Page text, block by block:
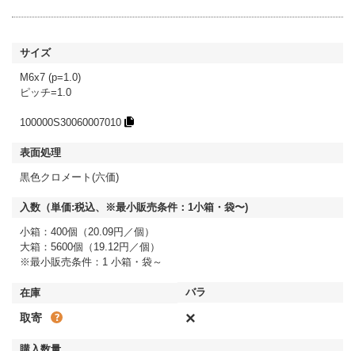
M6x7 (p=1.0)
ピッチ=1.0
100000S30060007010
黒色クロメート(六価)
小箱：400個（20.09円／個）
大箱：5600個（19.12円／個）
※最小販売条件：1 小箱・袋～
取寄 ×